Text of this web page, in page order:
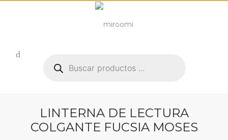
productos
LINTERNA DE LECTURA
COLGANTE FUCSIA MOSES